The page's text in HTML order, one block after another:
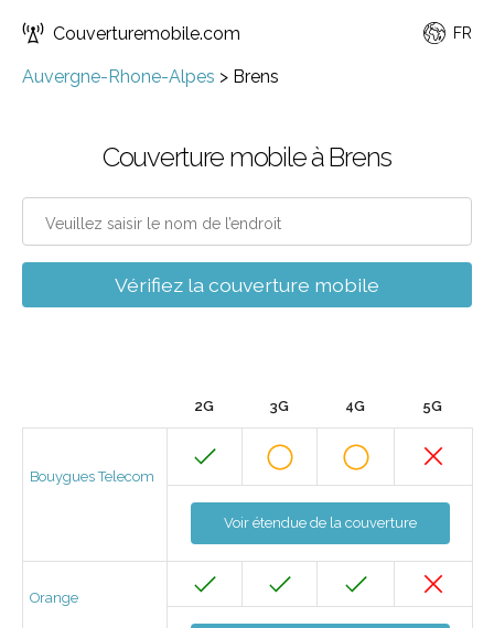
Couverturemobile.com FR
Auvergne-Rhone-Alpes > Brens
Couverture mobile à Brens
Vérifiez la couverture mobile
2G 3G 4G 5G
Bouygues Telecom
Voir étendue de la couverture
Orange